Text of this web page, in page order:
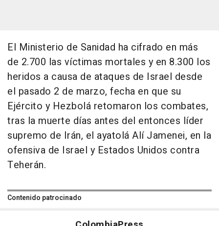
El Ministerio de Sanidad ha cifrado en más
de 2.700 las víctimas mortales y en 8.300 los
heridos a causa de ataques de Israel desde
el pasado 2 de marzo, fecha en que su
Ejército y Hezbolá retomaron los combates,
tras la muerte días antes del entonces líder
supremo de Irán, el ayatolá Alí Jamenei, en la
ofensiva de Israel y Estados Unidos contra
Teherán.
Contenido patrocinado